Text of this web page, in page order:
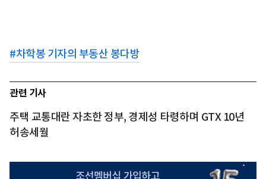
#차학봉 기자의 부동산 봉다방
관련 기사
주택 교통대란 자초한 정부, 경제성 타령하며 GTX 10년
허송세월